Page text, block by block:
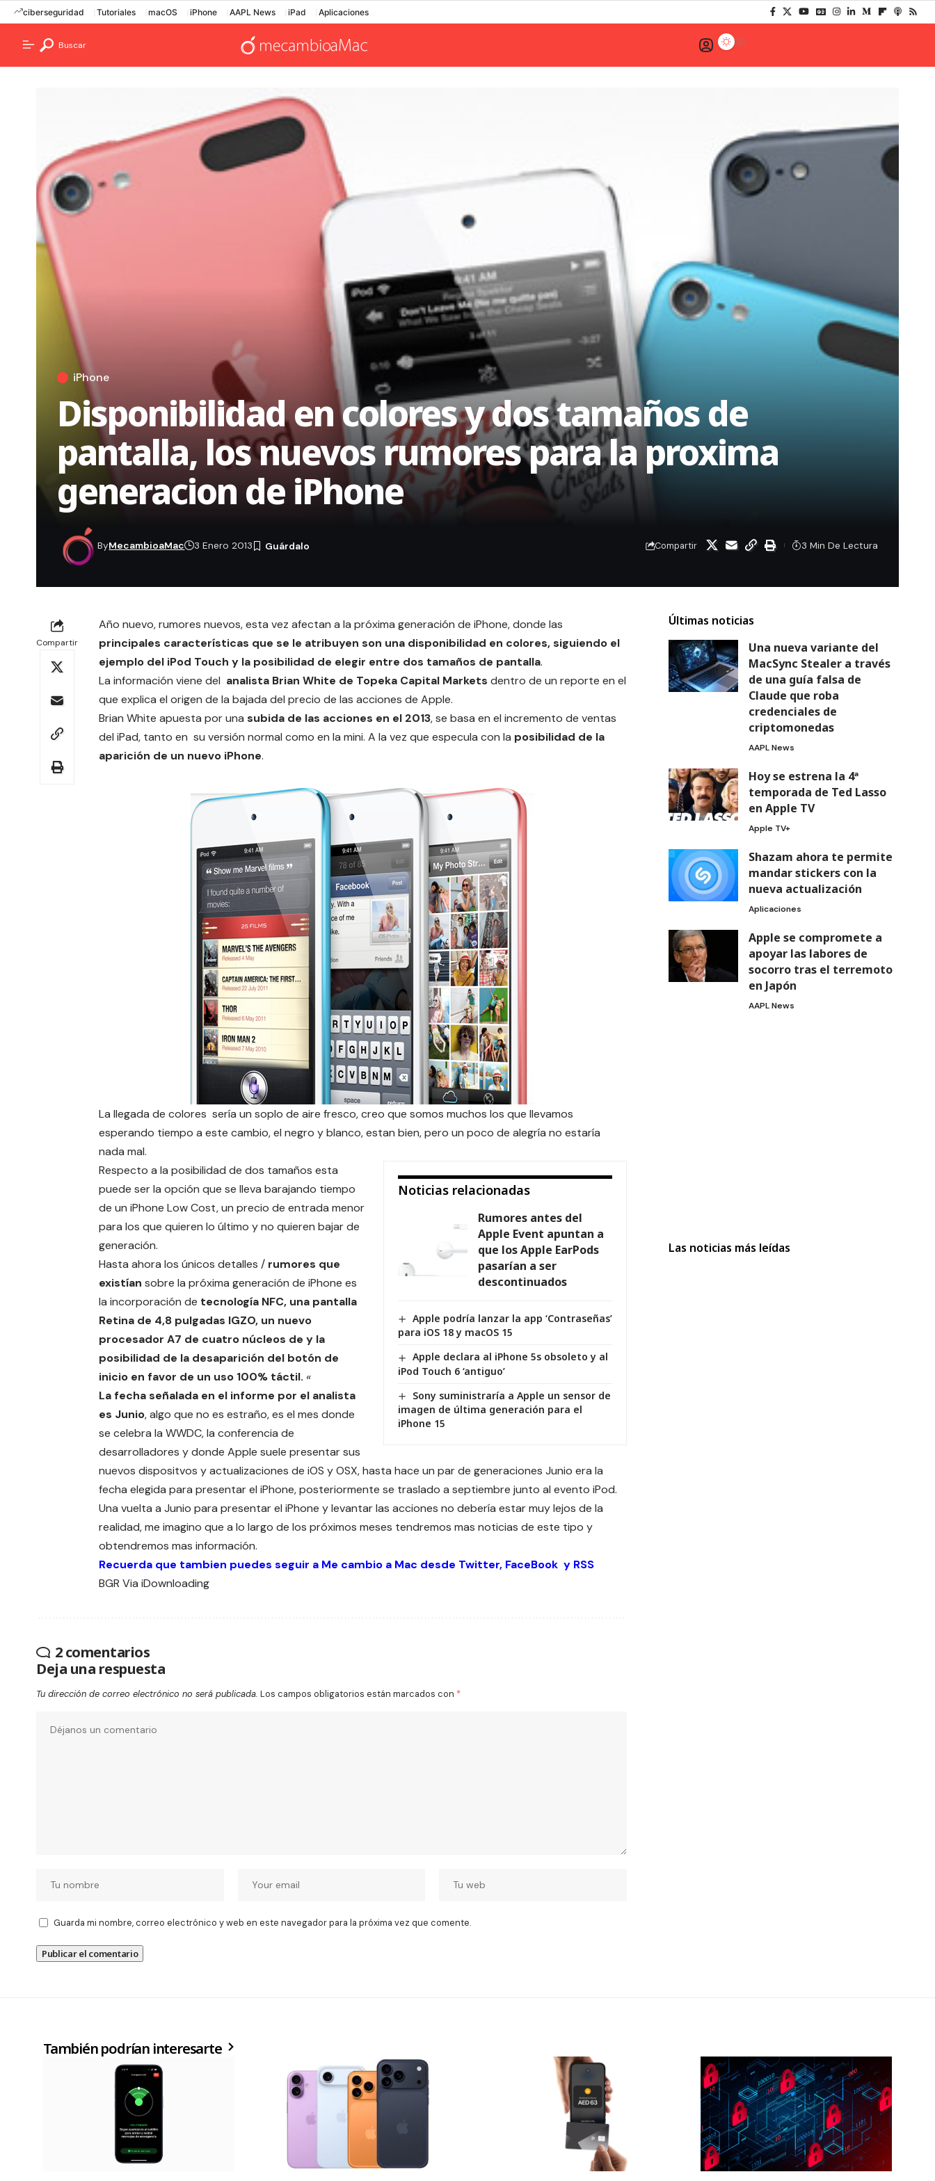
ciberseguridad Tutoriales macOS iPhone AAPL News iPad Aplicaciones
Buscar
iPhone
Disponibilidad en colores y dos tamaños de
pantalla, los nuevos rumores para la proxima
generacion de iPhone
ByMecambioaMac 3 Enero 2013 Compartir 3 Min De Lectura
Compartir
Año nuevo, rumores nuevos, esta vez afectan a la próxima generación de iPhone, donde las
principales características que se le atribuyen son una disponibilidad en colores, siguiendo el
ejemplo del iPod Touch y la posibilidad de elegir entre dos tamaños de pantalla.
La información viene del analista Brian White de Topeka Capital Markets dentro de un reporte en el
que explica el origen de la bajada del precio de las acciones de Apple.
Brian White apuesta por una subida de las acciones en el 2013, se basa en el incremento de ventas
del iPad, tanto en su versión normal como en la mini. A la vez que especula con la posibilidad de la
aparición de un nuevo iPhone.
La llegada de colores sería un soplo de aire fresco, creo que somos muchos los que llevamos
esperando tiempo a este cambio, el negro y blanco, estan bien, pero un poco de alegría no estaría
nada mal.
Noticias relacionadas
Rumores antes del
Apple Event apuntan a
que los Apple EarPods
pasarían a ser
descontinuados
Apple podría lanzar la app ‘Contraseñas’
para iOS 18 y macOS 15
Apple declara al iPhone 5s obsoleto y al
iPod Touch 6 ‘antiguo’
Sony suministraría a Apple un sensor de
imagen de última generación para el
iPhone 15
Respecto a la posibilidad de dos tamaños esta
puede ser la opción que se lleva barajando tiempo
de un iPhone Low Cost, un precio de entrada menor
para los que quieren lo último y no quieren bajar de
generación.
Hasta ahora los únicos detalles / rumores que
existían sobre la próxima generación de iPhone es
la incorporación de tecnología NFC, una pantalla
Retina de 4,8 pulgadas IGZO, un nuevo
procesador A7 de cuatro núcleos de y la
posibilidad de la desaparición del botón de
inicio en favor de un uso 100% táctil. «
La fecha señalada en el informe por el analista
es Junio, algo que no es estraño, es el mes donde
se celebra la WWDC, la conferencia de
desarrolladores y donde Apple suele presentar sus
nuevos dispositvos y actualizaciones de iOS yOSX, hasta hace un par de generaciones Junio era la
fecha elegida para presentar el iPhone, posteriormente se traslado a septiembre junto al evento iPod.
Una vuelta a Junio para presentar el iPhone y levantar las acciones no debería estar muy lejos de la
realidad, me imagino que a lo largo de los próximos meses tendremos mas noticias de este tipo y
obtendremos mas información.
Recuerda que tambien puedes seguir a Me cambio a Mac desde Twitter, FaceBook y RSS
BGR Via iDownloading
2 comentarios
Deja una respuesta
Tu dirección de correo electrónico no será publicada. Los campos obligatorios están marcados con *
Guarda mi nombre, correo electrónico y web en este navegador para la próxima vez que comente.
Últimas noticias
Una nueva variante del
MacSync Stealer a través
de una guía falsa de
Claude que roba
credenciales de
criptomonedas
AAPL News
Hoy se estrena la 4ª
temporada de Ted Lasso
en Apple TV
Apple TV+
Shazam ahora te permite
mandar stickers con la
nueva actualización
Aplicaciones
Apple se compromete a
apoyar las labores de
socorro tras el terremoto
en Japón
AAPL News
Las noticias más leídas
También podrían interesarte